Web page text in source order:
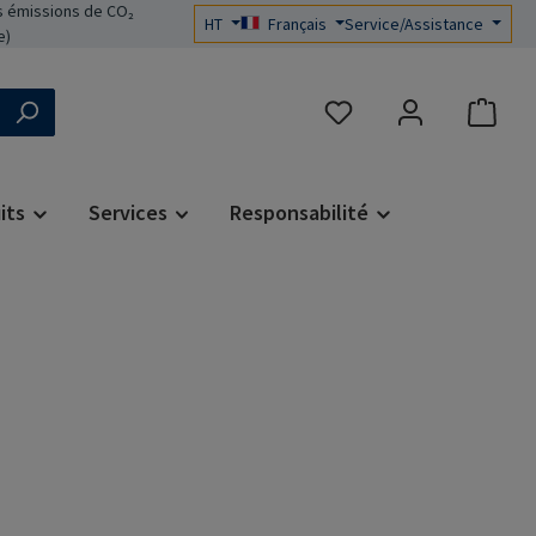
de CO₂
HT Français Service/Assistance
Vous avez 0 articles
Services Responsabilité